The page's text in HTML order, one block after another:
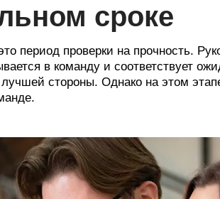
сроке
период проверки на прочность.
в команду и соответствует
стороны. Однако на этом